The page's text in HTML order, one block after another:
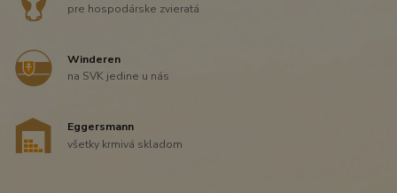
pre hospodárske zvieratá
Winderen
na SVK jedine u nás
Eggersmann
všetky krmivá skladom